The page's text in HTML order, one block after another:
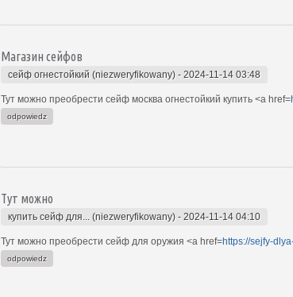
Магазин сейфов
сейф огнестойкий (niezweryfikowany) - 2024-11-14 03:48
Тут можно преобрести сейф москва огнестойкий купить <a href=
odpowiedz
Тут можно
купить сейф для... (niezweryfikowany) - 2024-11-14 04:10
Тут можно преобрести сейф для оружия <a href=https://sejfy-
odpowiedz